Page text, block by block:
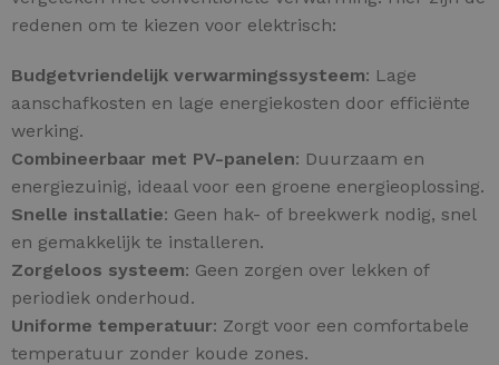
redenen om te kiezen voor elektrisch:
Budgetvriendelijk verwarmingssysteem: Lage
aanschafkosten en lage energiekosten door efficiënte
werking.
Combineerbaar met PV-panelen: Duurzaam en
energiezuinig, ideaal voor een groene energieoplossing.
Snelle installatie: Geen hak- of breekwerk nodig, snel
en gemakkelijk te installeren.
Zorgeloos systeem: Geen zorgen over lekken of
periodiek onderhoud.
Uniforme temperatuur: Zorgt voor een comfortabele
temperatuur zonder koude zones.